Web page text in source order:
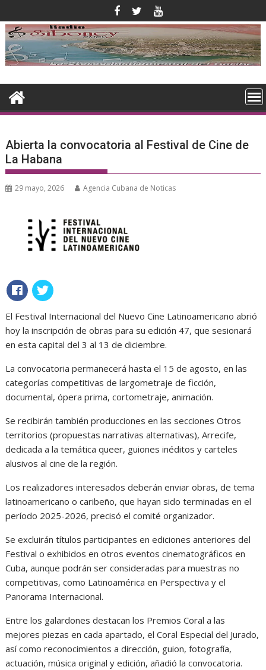
al
contenido
Abierta la convocatoria al Festival de Cine de
La Habana
29 mayo, 2026 Agencia Cubana de Noticas
El Festival Internacional del Nuevo Cine Latinoamericano abrió
hoy la inscripción de obras para su edición 47, que sesionará
en esta capital del 3 al 13 de diciembre.
La convocatoria permanecerá hasta el 15 de agosto, en las
categorías competitivas de largometraje de ficción,
documental, ópera prima, cortometraje, animación.
Se recibirán también producciones en las secciones Otros
territorios (propuestas narrativas alternativas), Arrecife,
dedicada a la temática queer, guiones inéditos y carteles
alusivos al cine de la región.
Los realizadores interesados deberán enviar obras, de tema
latinoamericano o caribeño, que hayan sido terminadas en el
período 2025-2026, precisó el comité organizador.
Se excluirán títulos participantes en ediciones anteriores del
Festival o exhibidos en otros eventos cinematográficos en
Cuba, aunque podrán ser consideradas para muestras no
competitivas, como Latinoamérica en Perspectiva y el
Panorama Internacional.
Entre los galardones destacan los Premios Coral a las
mejores piezas en cada apartado, el Coral Especial del Jurado,
así como reconocimientos a dirección, guion, fotografía,
actuación, música original y edición, añadió la convocatoria.